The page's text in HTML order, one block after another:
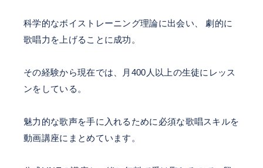
科学的なボイストレーニング理論に出会い、 劇的に
歌唱力を上げることに成功。
その経験から現在では、月400人以上の生徒にレッス
ンをしている。
魅力的な歌声を手に入れるために必須な歌唱スキルを
動画講座にまとめています。